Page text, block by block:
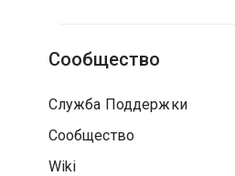
Сообщество
Служба Поддержки
Сообщество
Wiki